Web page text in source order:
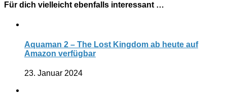
Für dich vielleicht ebenfalls interessant …
Aquaman 2 – The Lost Kingdom ab heute auf
Amazon verfügbar
23. Januar 2024